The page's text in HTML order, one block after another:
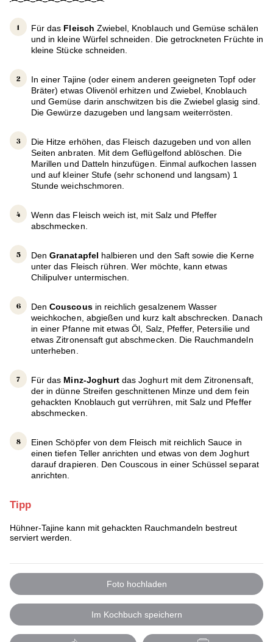
Für das Fleisch Zwiebel, Knoblauch und Gemüse schälen
und in kleine Würfel schneiden. Die getrockneten Früchte in
kleine Stücke schneiden.
In einer Tajine (oder einem anderen geeigneten Topf oder
Bräter) etwas Olivenöl erhitzen und Zwiebel, Knoblauch
und Gemüse darin anschwitzen bis die Zwiebel glasig sind.
Die Gewürze dazugeben und langsam weiterrösten.
Die Hitze erhöhen, das Fleisch dazugeben und von allen
Seiten anbraten. Mit dem Geflügelfond ablöschen. Die
Marillen und Datteln hinzufügen. Einmal aufkochen lassen
und auf kleiner Stufe (sehr schonend und langsam) 1
Stunde weichschmoren.
Wenn das Fleisch weich ist, mit Salz und Pfeffer
abschmecken.
DenGranatapfel halbieren und den Saft sowie die Kerne
unter das Fleisch rühren. Wer möchte, kann etwas
Chilipulver untermischen.
DenCouscous in reichlich gesalzenem Wasser
weichkochen, abgießen und kurz kalt abschrecken. Danach
in einer Pfanne mit etwas Öl, Salz, Pfeffer, Petersilie und
etwas Zitronensaft gut abschmecken. Die Rauchmandeln
unterheben.
Für das Minz-Joghurt das Joghurt mit dem Zitronensaft,
der in dünne Streifen geschnittenen Minze und dem fein
gehackten Knoblauch gut verrühren, mit Salz und Pfeffer
abschmecken.
Einen Schöpfer von dem Fleisch mit reichlich Sauce in
einen tiefen Teller anrichten und etwas von dem Joghurt
darauf drapieren. Den Couscous in einer Schüssel separat
anrichten.
Tipp
Hühner-Tajine kann mit gehackten Rauchmandeln bestreut
serviert werden.
Foto hochladen
Im Kochbuch speichern